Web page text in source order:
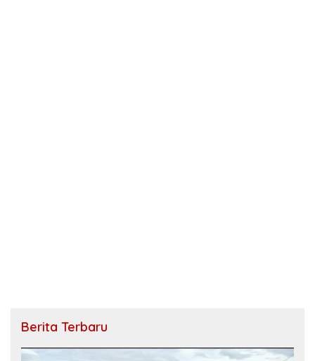
Berita Terbaru